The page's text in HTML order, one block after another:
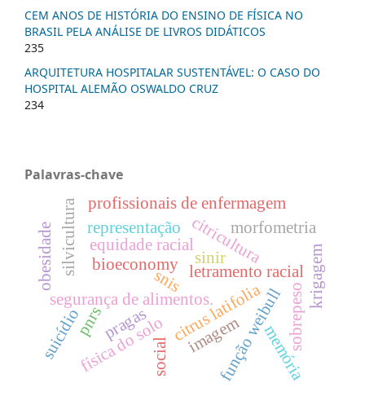
CEM ANOS DE HISTÓRIA DO ENSINO DE FÍSICA NO
BRASIL PELA ANÁLISE DE LIVROS DIDÁTICOS
235
ARQUITETURA HOSPITALAR SUSTENTÁVEL: O CASO DO
HOSPITAL ALEMÃO OSWALDO CRUZ
234
Palavras-chave
equidade racial
letramento racial
segurança de alimentos.citrus latifolia
citricultura
pragas
morfometria
função weibull
silvicultura profissionais de enfermagem
sobrepeso
obesidade
física do solo
krigagem
bioeconomy
pnrs
snis
sinir
memória
imagem
representação
social
suicídio